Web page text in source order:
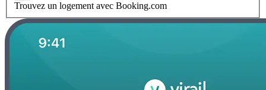
Trouvez un logement avec Booking.com